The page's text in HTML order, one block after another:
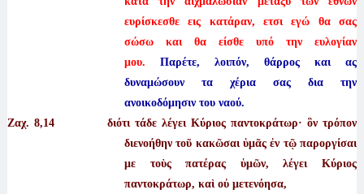
ευρίσκεσθε εις κατάραν, ετσι εγώ θα σας
σώσω και θα είσθε υπό την ευλογίαν
μου. Παρέτε, λοιπόν, θάρρος και ας
δυναμώσουν τα χέρια σας δια την
ανοικοδόμησιν του ναού.
Ζαχ. 8,14 διότι τάδε λέγει Κύριος παντοκράτωρ· ὃν τρόπον
διενοήθην τοῦ κακῶσαι ὑμᾶς ἐν τῷ παροργίσαι
με τοὺς πατέρας ὑμῶν, λέγει Κύριος
παντοκράτωρ, καὶ οὐ μετενόησα,